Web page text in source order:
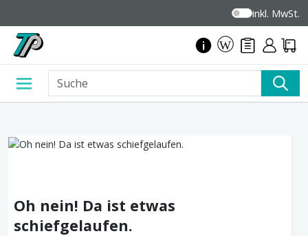
inkl. MwSt.
Oh nein! Da ist etwas
schiefgelaufen.